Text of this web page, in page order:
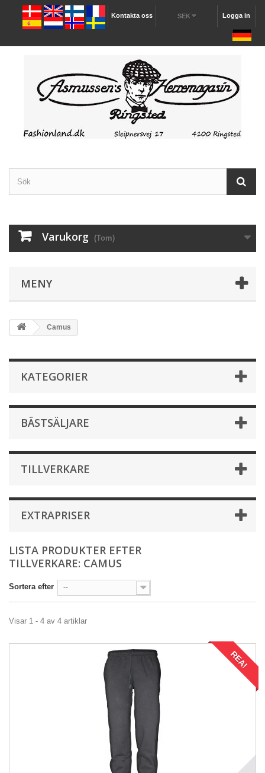
Logga in
SEK
Kontakta oss
Varukorg (Tom)
MENY
Camus
KATEGORIER
BÄSTSÄLJARE
TILLVERKARE
EXTRAPRISER
LISTA PRODUKTER EFTER
TILLVERKARE: CAMUS
Sortera efter --
Visar 1 - 4 av 4 artiklar
REA!